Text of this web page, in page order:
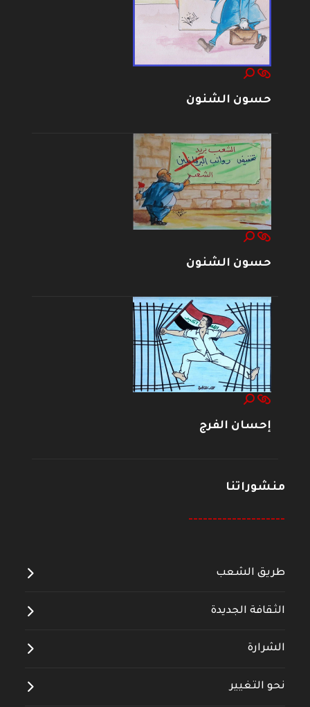
حسون الشنون
حسون الشنون
إحسان الفرج
منشوراتنا
--------------------
طريق الشعب
الثقافة الجديدة
الشرارة
نحو التغيير